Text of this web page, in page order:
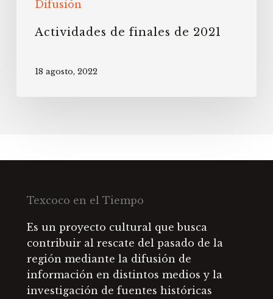
Difusión
Actividades de finales de 2021
18 agosto, 2022
Texcoco en el Tiempo
Es un proyecto cultural que busca
contribuir al rescate del pasado de la
región mediante la difusión de
información en distintos medios y la
investigación de fuentes históricas